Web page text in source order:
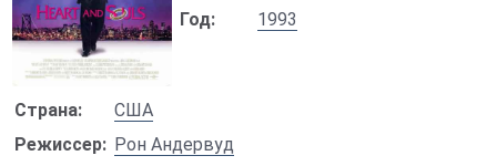
Год:
1993
Страна:
США
Режиссер: Рон Андервуд